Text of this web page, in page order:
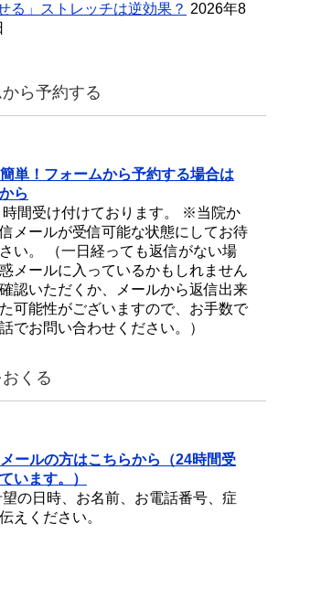
る」ストレッチは逆効果？ 2026年8
ら予約する
簡単！フォームから予約する場合は
ら
間受け付けております。 ※当院か
メールが受信可能な状態にしてお待
い。 （一日経っても返信がない場
メールに入っているかもしれません
認いただくか、メールから返信出来
可能性がございますので、お手数で
でお問い合わせください。）
くる
メールの方はこちらから（24時間受
います。）
の日時、お名前、お電話番号、症
えください。